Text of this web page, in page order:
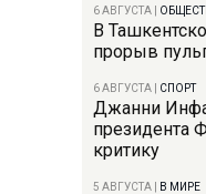
6 АВГУСТА
В
прорыв
6 АВГУСТА СПОРТ
Джанни
президента
критику
5 АВГУСТА В МИРЕ